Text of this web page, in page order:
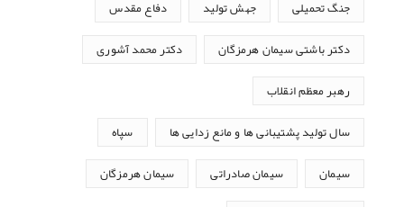
جنگ تحمیلی جهش تولید دفاع مقدس
دکتر باشتی سیمان هرمزگان دکتر محمد آشوری
رهبر معظم انقلاب
سال تولید پشتیبانی ها و مانع زدایی ها سپاه
سیمان سیمان صادراتی سیمان هرمزگان